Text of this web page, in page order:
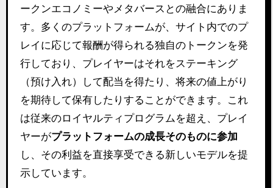
ークンエコノミーやメタバースとの融合にありま
す。多くのプラットフォームが、サイト内でのプ
レイに応じて報酬が得られる独自のトークンを発
行しており、プレイヤーはそれをステーキング
（預け入れ）して配当を得たり、将来の値上がり
を期待して保有したりすることができます。これ
は従来のロイヤルティプログラムを超え、プレイ
ヤーがプラットフォームの成長そのものに参加
し、その利益を直接享受できる新しいモデルを提
示しています。